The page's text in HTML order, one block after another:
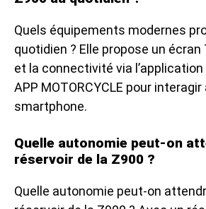
Quels équipements modernes
quotidien ? Elle propose un écran
et la connectivité via l’application
APP MOTORCYCLE pour interagir
smartphone.
Quelle autonomie peut-on
réservoir de la Z900 ?
Quelle autonomie peut-on